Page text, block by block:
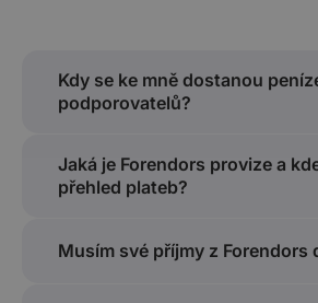
Kdy se ke mně dostanou
podporovatelů?
5. den v měsíci a převod trvá
maximálně 2 pracovní dny.
měsíce, které platí až do
Jaká je Forendors provize a
přehled plateb?
najdete v našemceníku. Na
Musím své příjmy z Forendors